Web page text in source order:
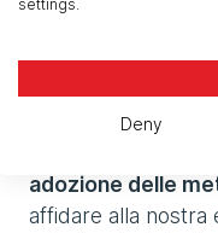
la suddivisione del
per il
adozione delle
affidare alla nostra
settings.
Deny